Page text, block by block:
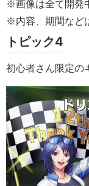
※画像は全て開発
※内容、期間など
トピック4
初心者さん限定の